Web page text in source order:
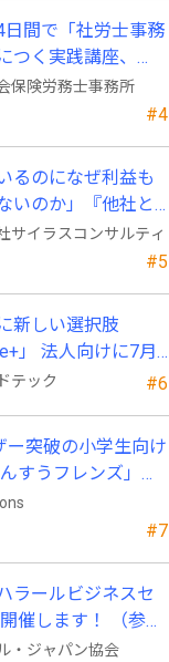
#4
間で「社労士事務
つく実践講座、
保険労務士事務所
#5
るのになぜ利益も
いのか」『他社と
する方法』発売
サイラスコンサルティ
#6
新しい選択肢
」 法人向けに7月
テック
#7
ー突破の小学生向け
すうフレンズ」、
ラールビジネスセ
催します！ （参加
・ジャパン協会